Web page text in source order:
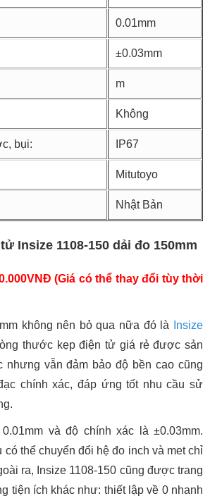
0.01mm
±0.03mm
m
Không
bụi: IP67
Mitutoyo
Nhật Bản
Insize 1108-150 dải đo 150mm
(Giá có thể thay đổi tùy thời
không nên bỏ qua nữa đó là
Insize
thước kẹp điện tử giá rẻ được sản
nhưng vẫn đảm bảo độ bền cao cũng
chính xác, đáp ứng tốt nhu cầu sử
và độ chính xác là ±0.03mm.
thể chuyển đổi hệ đo inch và met chỉ
ra, Insize 1108-150 cũng được trang
tiện ích khác như: thiết lập về 0 nhanh